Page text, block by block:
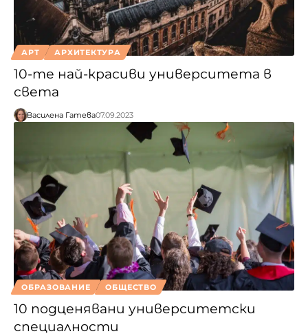
АРТ АРХИТЕКТУРА
10-те най-красиви университета в
света
Василена Гатева07.09.2023
ОБРАЗОВАНИЕ ОБЩЕСТВО
10 подценявани университетски
специалности